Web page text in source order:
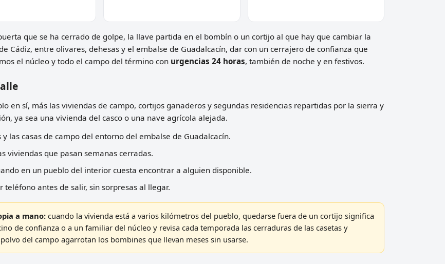
que se ha cerrado de golpe, la llave partida en el bombín o un cortijo al que hay que cambiar la
Cádiz, entre olivares, dehesas y el embalse de Guadalcacín, dar con un cerrajero de confianza que
el núcleo y todo el campo del término con urgencias 24 horas, también de noche y en festivos.
en sí, más las viviendas de campo, cortijos ganaderos y segundas residencias repartidas por la sierra y
ya sea una vivienda del casco o una nave agrícola alejada.
las casas de campo del entorno del embalse de Guadalcacín.
viviendas que pasan semanas cerradas.
en un pueblo del interior cuesta encontrar a alguien disponible.
teléfono antes de salir, sin sorpresas al llegar.
a mano: cuando la vivienda está a varios kilómetros del pueblo, quedarse fuera de un cortijo significa
de confianza o a un familiar del núcleo y revisa cada temporada las cerraduras de las casetas y
del campo agarrotan los bombines que llevan meses sin usarse.